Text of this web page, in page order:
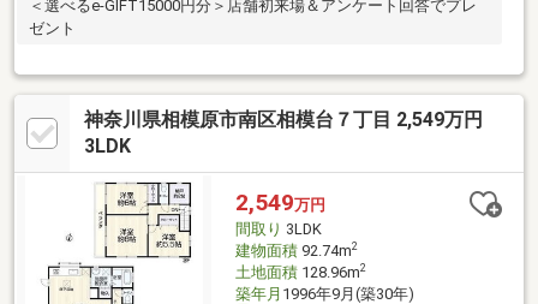
＜選べるe-GIFT15000円分＞店舗初来場＆アンケート回答でプレ
ゼント
神奈川県相模原市南区相模台７丁目 2,549万円
3LDK
2,549万円
間取り 3LDK
建物面積92.74m2
土地面積128.96m2
築年月 1996年9月(築30年)